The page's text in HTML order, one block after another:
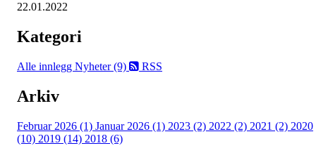
22.01.2022
Kategori
Alle innlegg Nyheter (9) RSS
Arkiv
Februar 2026 (1) Januar 2026 (1) 2023 (2) 2022 (2) 2021 (2) 2020
(10) 2019 (14) 2018 (6)